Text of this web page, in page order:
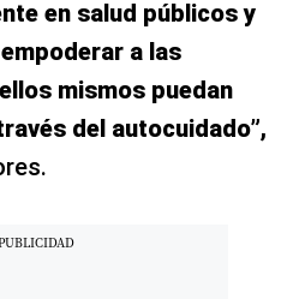
en salud públicos y
a las
mismos puedan
del autocuidado”,